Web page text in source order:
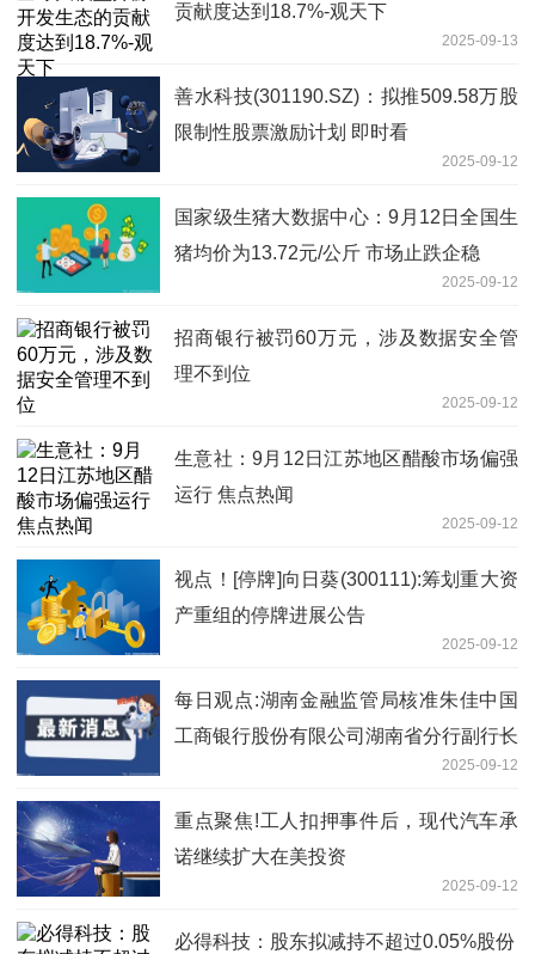
贡献度达到18.7%-观天下
2025-09-13
善水科技(301190.SZ)：拟推509.58万股
限制性股票激励计划 即时看
2025-09-12
国家级生猪大数据中心：9月12日全国生
猪均价为13.72元/公斤 市场止跌企稳
2025-09-12
招商银行被罚60万元，涉及数据安全管
理不到位
2025-09-12
生意社：9月12日江苏地区醋酸市场偏强
运行 焦点热闻
2025-09-12
视点！[停牌]向日葵(300111):筹划重大资
产重组的停牌进展公告
2025-09-12
每日观点:湖南金融监管局核准朱佳中国
工商银行股份有限公司湖南省分行副行长
2025-09-12
重点聚焦!工人扣押事件后，现代汽车承
诺继续扩大在美投资
2025-09-12
必得科技：股东拟减持不超过0.05%股份